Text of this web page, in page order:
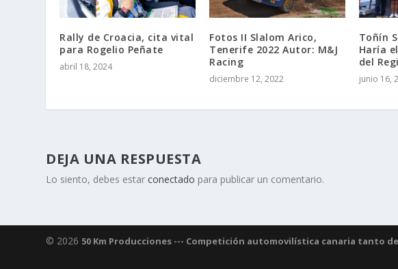
Rally de Croacia, cita vital
para Rogelio Peñate
abril 18, 2024
Fotos II Slalom Arico,
Tenerife 2022 Autor: M&J
Racing
diciembre 12, 2022
Toñín
Haría
del
junio 16,
DEJA UNA RESPUESTA
Lo siento, debes estarconectado para publicar un comentario.
© 2026 50 Km Producciones --- Competición automovilística canaria tanto